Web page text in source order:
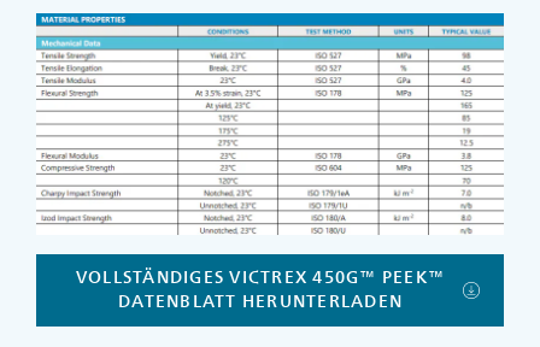
VOLLSTÄNDIGES VICTREX 450G™ PEEK™
DATENBLATT HERUNTERLADEN